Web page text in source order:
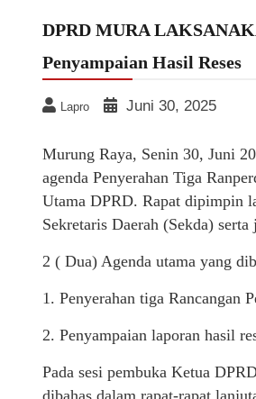
DPRD MURA
Penyampaian Hasil Reses
Lapro Juni 30, 2025
Murung Raya, Senin 30, Juni
agenda Penyerahan Tiga
Utama DPRD. Rapat dipimpin
Sekretaris Daerah (Sekda)
2 ( Dua) Agenda utama yang
1. Penyerahan tiga Rancangan
2. Penyampaian laporan hasil
Pada sesi pembuka Ketua
dibahas dalam rapat-rapat